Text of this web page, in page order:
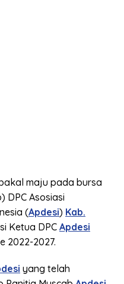
maju pada bursa
DPC Asosiasi
(Apdesi) Kab.
Ketua DPC Apdesi
2022-2027.
yang telah